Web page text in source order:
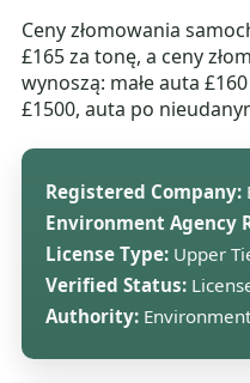
Ceny złomowania
£165 za tonę, a ceny
wynoszą: małe auta
£1500, auta po
Registered Company:
Environment Agency
License Type: Upper
Verified Status:
Authority: